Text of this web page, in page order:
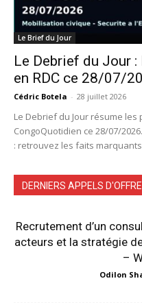
Le Brief du Jour
Le Debrief du Jour
en RDC ce 28/07/
Cédric Botela - 28 juillet 2026
Le Debrief du Jour résume
CongoQuotidien ce 28/07/
: retrouvez les faits
DERNIERS APPELS
Recrutement d’un
acteurs et la stratégie
–
Odilon